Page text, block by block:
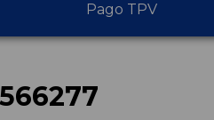
Pago TPV